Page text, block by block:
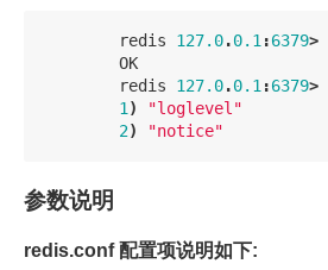
redis 127.0.0.1 :6379>
OK
redis
127.0.0.1 :6379>
1 )
"loglevel"
2) "notice"
参数说明
redis.conf 配置项说明如下: